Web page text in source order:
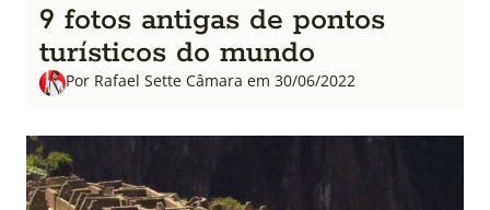
9 fotos antigas de pontos
turísticos do mundo
Por Rafael Sette Câmara em 30/06/2022